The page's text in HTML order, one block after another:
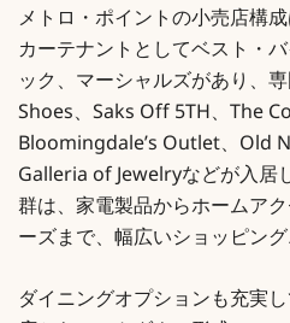
メトロ・ポイントの小売店構
カーテナントとしてベスト・
ック、マーシャルズがあり、
Shoes、Saks Off 5TH、The
Bloomingdale’s Outlet、Old
Galleria of Jewelryなどが入居
群は、家電製品からホームア
ーズまで、幅広いショッピン
ダイニングオプションも充実